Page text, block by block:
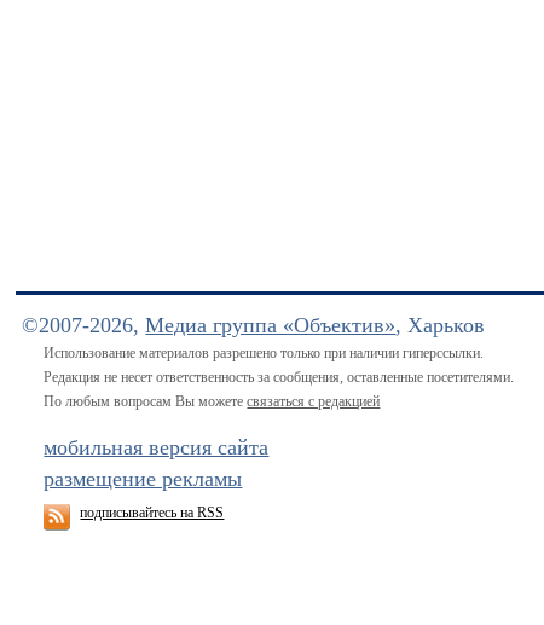
©2007-2026,Медиа группа «Объектив», Харьков
Использование материалов разрешено только при наличии гиперссылки.
Редакция не несет ответственность за сообщения, оставленные посетителями.
По любым вопросам Вы можетесвязаться с редакцией
мобильная версия сайта
размещение рекламы
подписывайтесь на RSS